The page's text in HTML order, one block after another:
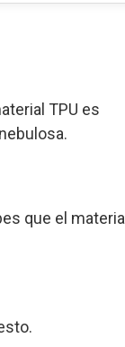
TPU es
que el material